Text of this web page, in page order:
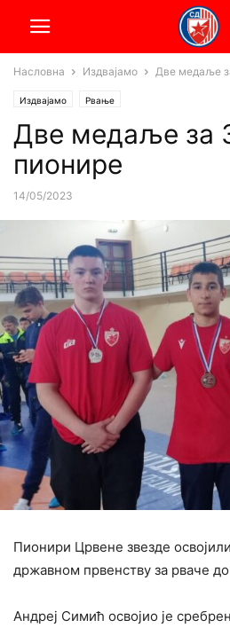
Насловна Издвајамо Две медаље
Издвајамо Рвање
Две медаље за
пионире
14/05/2023
Пионири Црвене звезде
државном првенству за рваче
Андреј Симић освојио је